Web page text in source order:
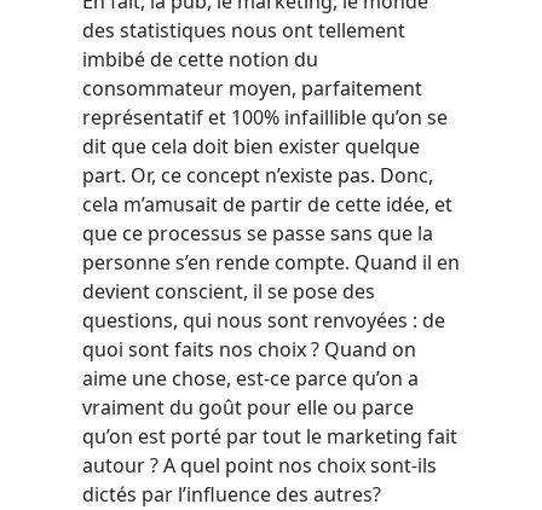
des statistiques nous ont tellement
imbibé de cette notion du
consommateur moyen, parfaitement
représentatif et 100% infaillible qu’on se
dit que cela doit bien exister quelque
part. Or, ce concept n’existe pas. Donc,
cela m’amusait de partir de cette idée, et
que ce processus se passe sans que la
personne s’en rende compte. Quand il en
devient conscient, il se pose des
questions, qui nous sont renvoyées : de
quoi sont faits nos choix ? Quand on
aime une chose, est-ce parce qu’on a
vraiment du goût pour elle ou parce
qu’on est porté par tout le marketing fait
autour ? A quel point nos choix sont-ils
dictés par l’influence des autres?